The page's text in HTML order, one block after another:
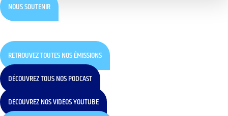
NOUS SOUTENIR
RETROUVEZ TOUTES NOS ÉMISSIONS
DÉCOUVREZ TOUS NOS PODCAST
DÉCOUVREZ NOS VIDÉOS YOUTUBE